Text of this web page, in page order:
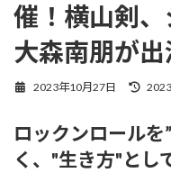
催！横山剣、
大森南朋が出
2023年10月27日
最
新
日
時
ロックンロールを
く、"生き方"とし